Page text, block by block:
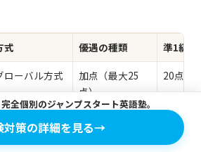
式 優遇の種類
準1級の
ローバル方式
加点（最大25
点）
20点加
式（換算
）
得点換算
スコア
大100点
全個別のジャンプスタート英語塾。
対策の詳細を見る→